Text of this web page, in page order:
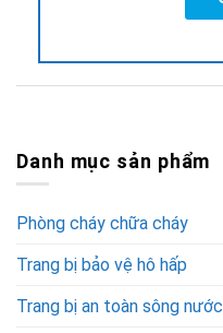
Danh mục sản phẩm
Phòng cháy chữa cháy
Trang bị bảo vệ hô hấp
Trang bị an toàn sông nước